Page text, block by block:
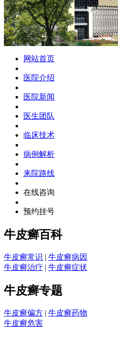
网站首页
医院介绍
医院新闻
医生团队
临床技术
病例解析
来院路线
在线咨询
预约挂号
牛皮癣百科
牛皮癣常识 | 牛皮癣病因
牛皮癣治疗 | 牛皮癣症状
牛皮癣专题
牛皮癣偏方 | 牛皮癣药物
牛皮癣危害